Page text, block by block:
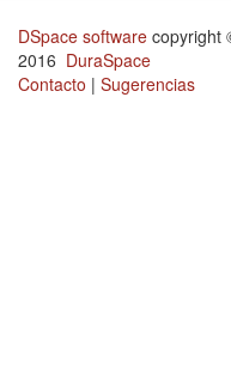
DSpace software copyright
2016 DuraSpace
Contacto | Sugerencias